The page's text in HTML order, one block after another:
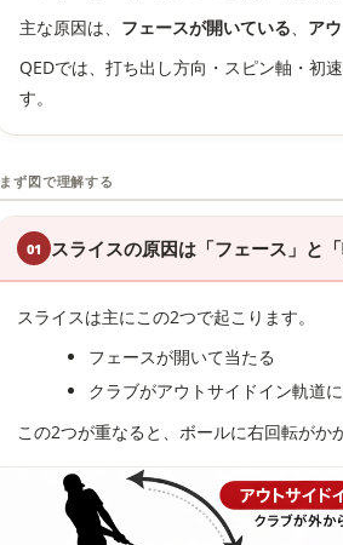
主な原因は、 フェースが開いている ア
QEDでは、打ち出し方向・スピン軸・初
す。
まず図で理解する
01 スライスの原因は「フェース」と「
スライスは主にこの2つで起こります。
フェースが開いて当たる
クラブがアウトサイドイン軌道
この2つが重なると、ボールに右回転がか